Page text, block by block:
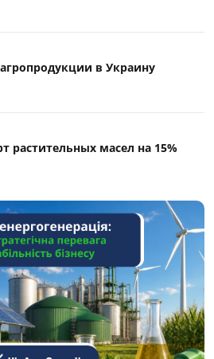
в Украину
растительных масел на 15%